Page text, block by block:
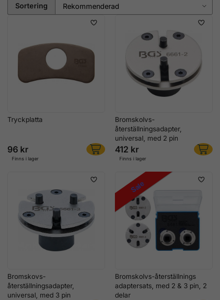
Sortering
Tryckplatta
96 kr
Finns i lager
Bromskolvs-
återställningsadapter,
universal, med 2 pin
412 kr
Finns i lager
Bromskovs-
återställningsadapter,
universal, med 3 pin
Sale
Bromskolvs-återställnings
adaptersats, med 2 & 3 pin, 2
delar